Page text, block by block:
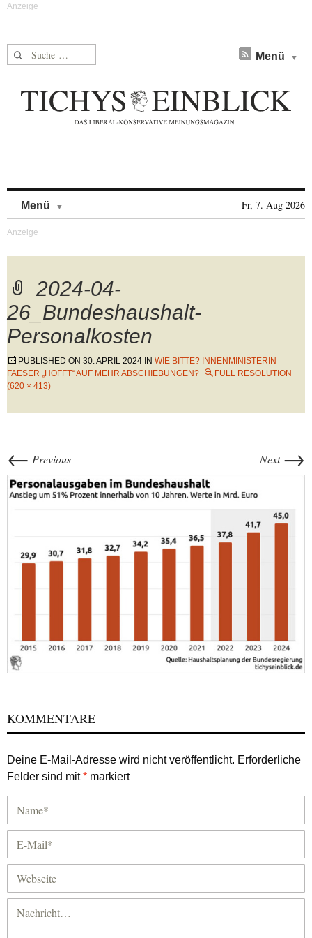
Suche nach: Menü
Menü Fr, 7. Aug 2026
2024-04-
26_Bundeshaushalt-
Personalkosten
PUBLISHED ON 30. APRIL 2024 IN WIE BITTE? INNENMINISTERIN
FAESER „HOFFT“ AUF MEHR ABSCHIEBUNGEN?
FULL RESOLUTION
(620 × 413)
← Previous Next →
KOMMENTARE
Deine E-Mail-Adresse wird nicht veröffentlicht. Erforderliche
Felder sind mit* markiert